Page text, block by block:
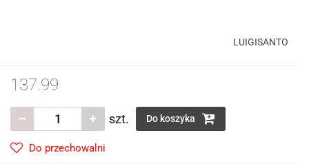
LUIGISANTO
137.99
szt. Do koszyka
Do przechowalni